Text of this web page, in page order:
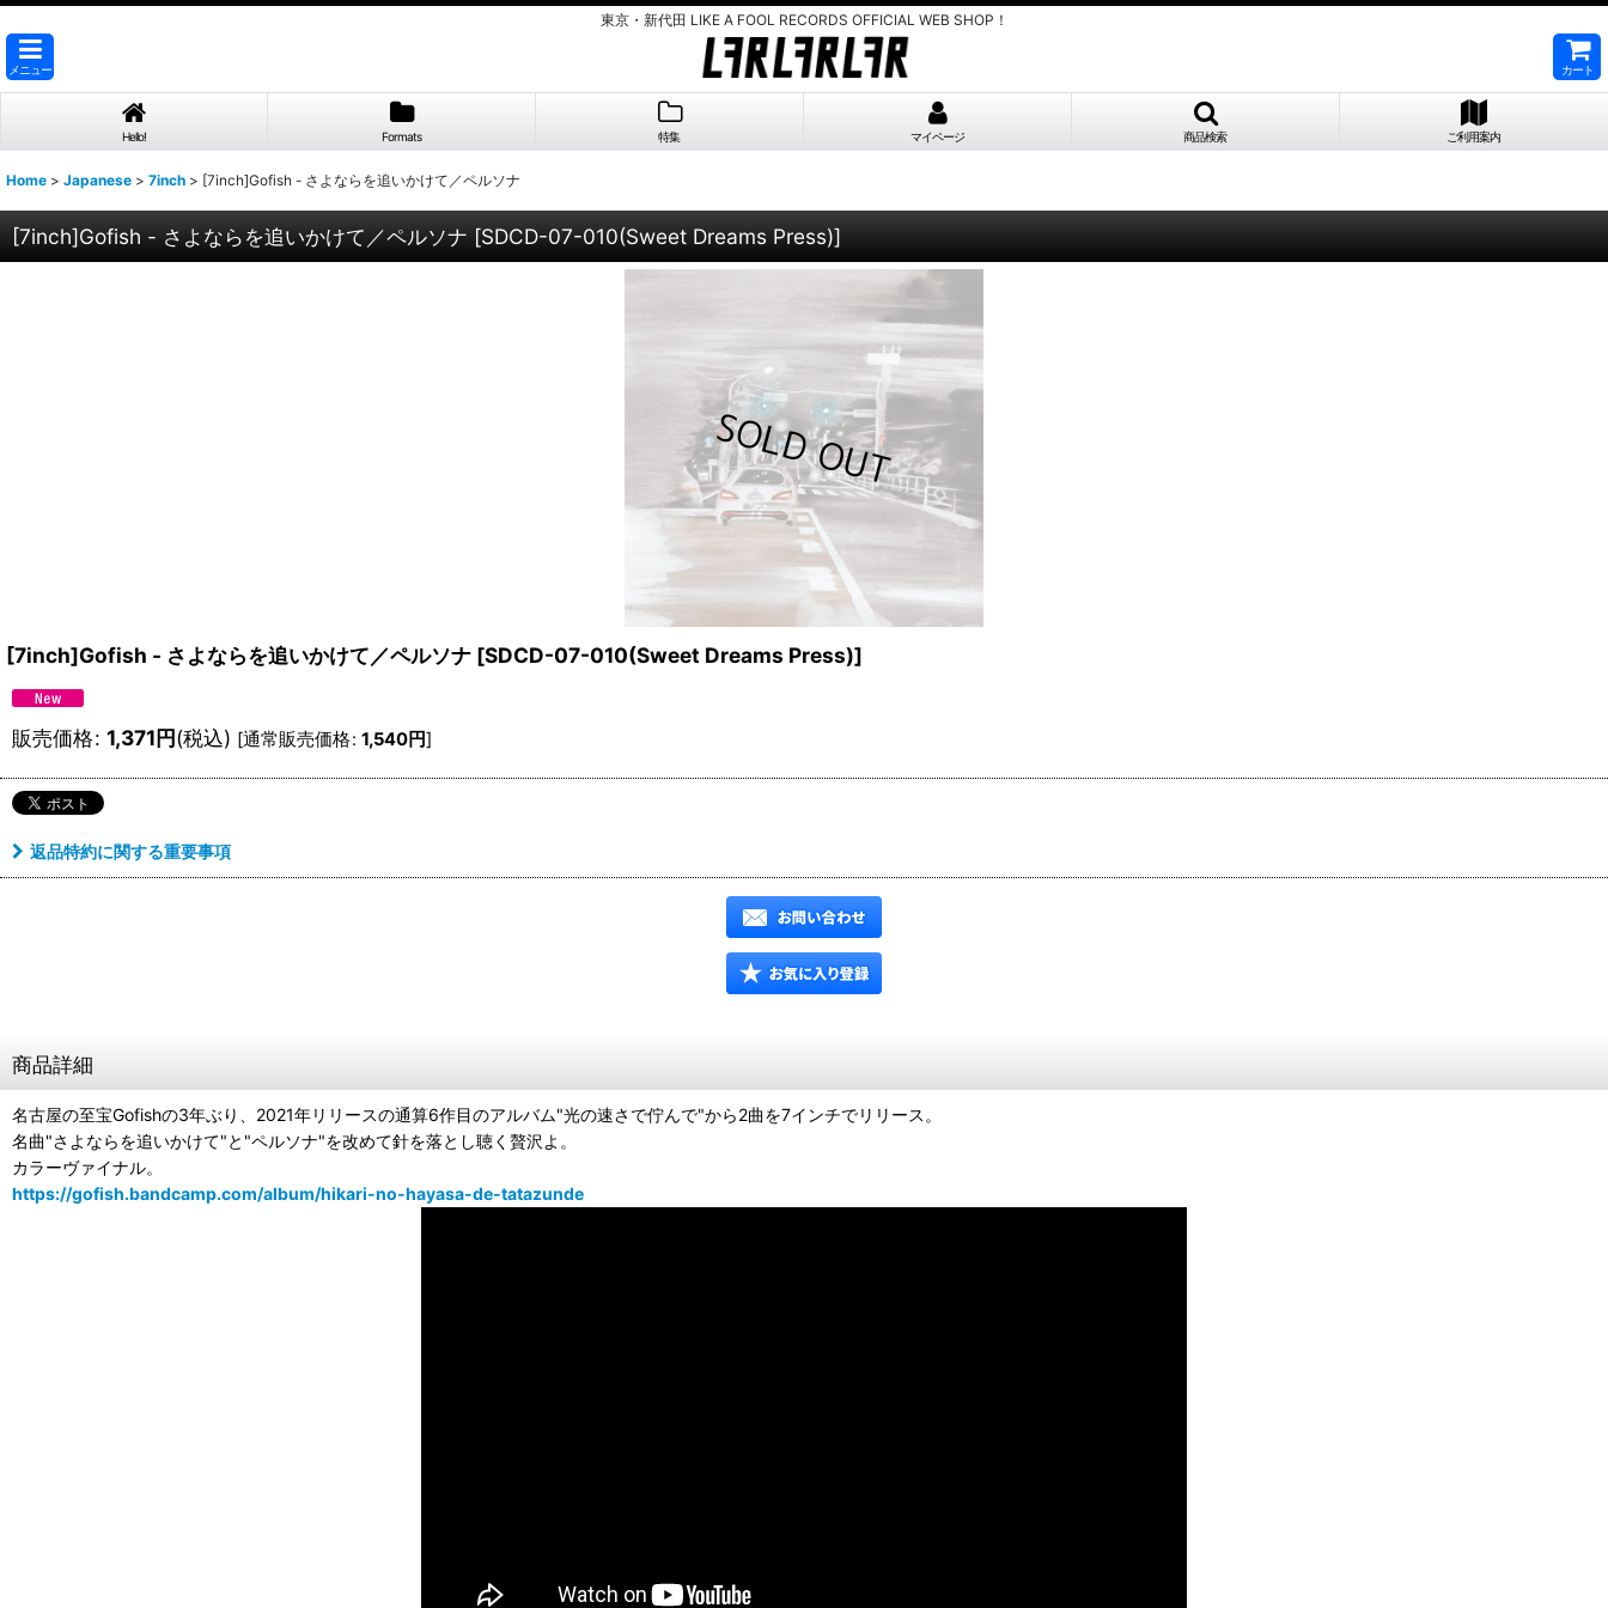
東京・新代田 LIKE A FOOL RECORDS OFFICIAL WEB SHOP！
メニュー カート
Hello! Formats 特集 マイページ 商品検索 ご利用案内
Home > Japanese > 7inch > [7inch]Gofish - さよならを追いかけて／ペルソナ
[7inch]Gofish - さよならを追いかけて／ペルソナ [SDCD-07-010(Sweet Dreams Press)]
[7inch]Gofish - さよならを追いかけて／ペルソナ [SDCD-07-010(Sweet Dreams Press)]
販売価格: 1,371円(税込) [通常販売価格: 1,540円]
返品特約に関する重要事項
商品詳細
名古屋の至宝Gofishの3年ぶり、2021年リリースの通算6作目のアルバム"光の速さで佇んで"から2曲を7インチでリリース。
名曲"さよならを追いかけて"と"ペルソナ"を改めて針を落とし聴く贅沢よ。
カラーヴァイナル。
https://gofish.bandcamp.com/album/hikari-no-hayasa-de-tatazunde